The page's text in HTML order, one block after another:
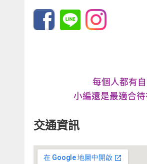
每個人都有
小編還是最適合待
交通資訊